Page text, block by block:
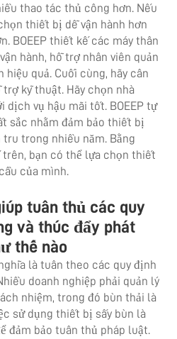
thao tác thủ công hơn. Nếu
thiết bị dễ vận hành hơn
BOEEP thiết kế các máy thân
hành, hỗ trợ nhân viên quản
quả. Cuối cùng, hãy cân
kỹ thuật. Hãy chọn nhà
dịch vụ hậu mãi tốt. BOEEP tự
sắc nhằm đảm bảo thiết bị
trong nhiều năm. Bằng
bạn có thể lựa chọn thiết
của mình.
tuân thủ các quy
và thúc đẩy phát
thế nào
là tuân theo các quy định
doanh nghiệp phải quản lý
nhiệm, trong đó bùn thải là
sử dụng thiết bị sấy bùn là
đảm bảo tuân thủ pháp luật.